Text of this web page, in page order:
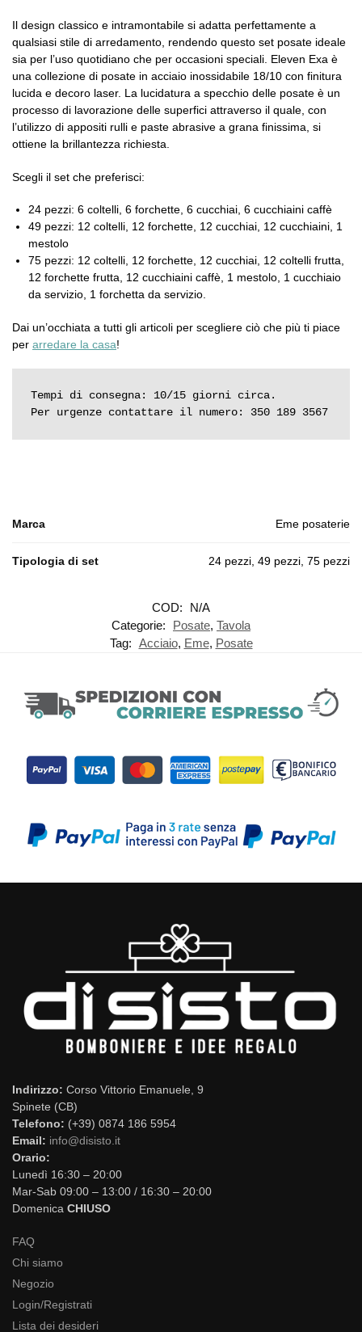
Il design classico e intramontabile si adatta perfettamente a
qualsiasi stile di arredamento, rendendo questo set posate ideale
sia per l’uso quotidiano che per occasioni speciali. Eleven Exa è
una collezione di posate in acciaio inossidabile 18/10 con finitura
lucida e decoro laser. La lucidatura a specchio delle posate è un
processo di lavorazione delle superfici attraverso il quale, con
l’utilizzo di appositi rulli e paste abrasive a grana finissima, si
ottiene la brillantezza richiesta.
Scegli il set che preferisci:
24 pezzi: 6 coltelli, 6 forchette, 6 cucchiai, 6 cucchiaini caffè
49 pezzi: 12 coltelli, 12 forchette, 12 cucchiai, 12 cucchiaini, 1
mestolo
75 pezzi: 12 coltelli, 12 forchette, 12 cucchiai, 12 coltelli frutta,
12 forchette frutta, 12 cucchiaini caffè, 1 mestolo, 1 cucchiaio
da servizio, 1 forchetta da servizio.
Dai un’occhiata a tutti gli articoli per scegliere ciò che più ti piace
per arredare la casa!
Tempi di consegna: 10/15 giorni circa.
Per urgenze contattare il numero: 350 189 3567
Marca Eme posaterie
Tipologia di set 24 pezzi, 49 pezzi, 75 pezzi
COD:
N/A
Categorie:
Posate, Tavola
Tag: Acciaio, Eme, Posate
Indirizzo: Corso Vittorio Emanuele, 9
Spinete (CB)
Telefono: (+39) 0874 186 5954
Email: info@disisto.it
Orario:
Lunedì 16:30 – 20:00
Mar-Sab 09:00 – 13:00 / 16:30 – 20:00
Domenica CHIUSO
FAQ
Chi siamo
Negozio
Login/Registrati
Lista dei desideri